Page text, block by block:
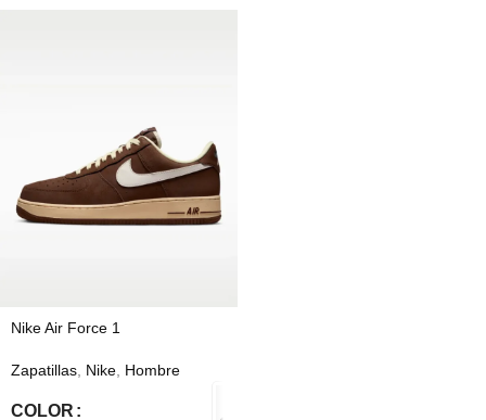
Nike Air Force 1
Zapatillas Nike Hombre
COLOR